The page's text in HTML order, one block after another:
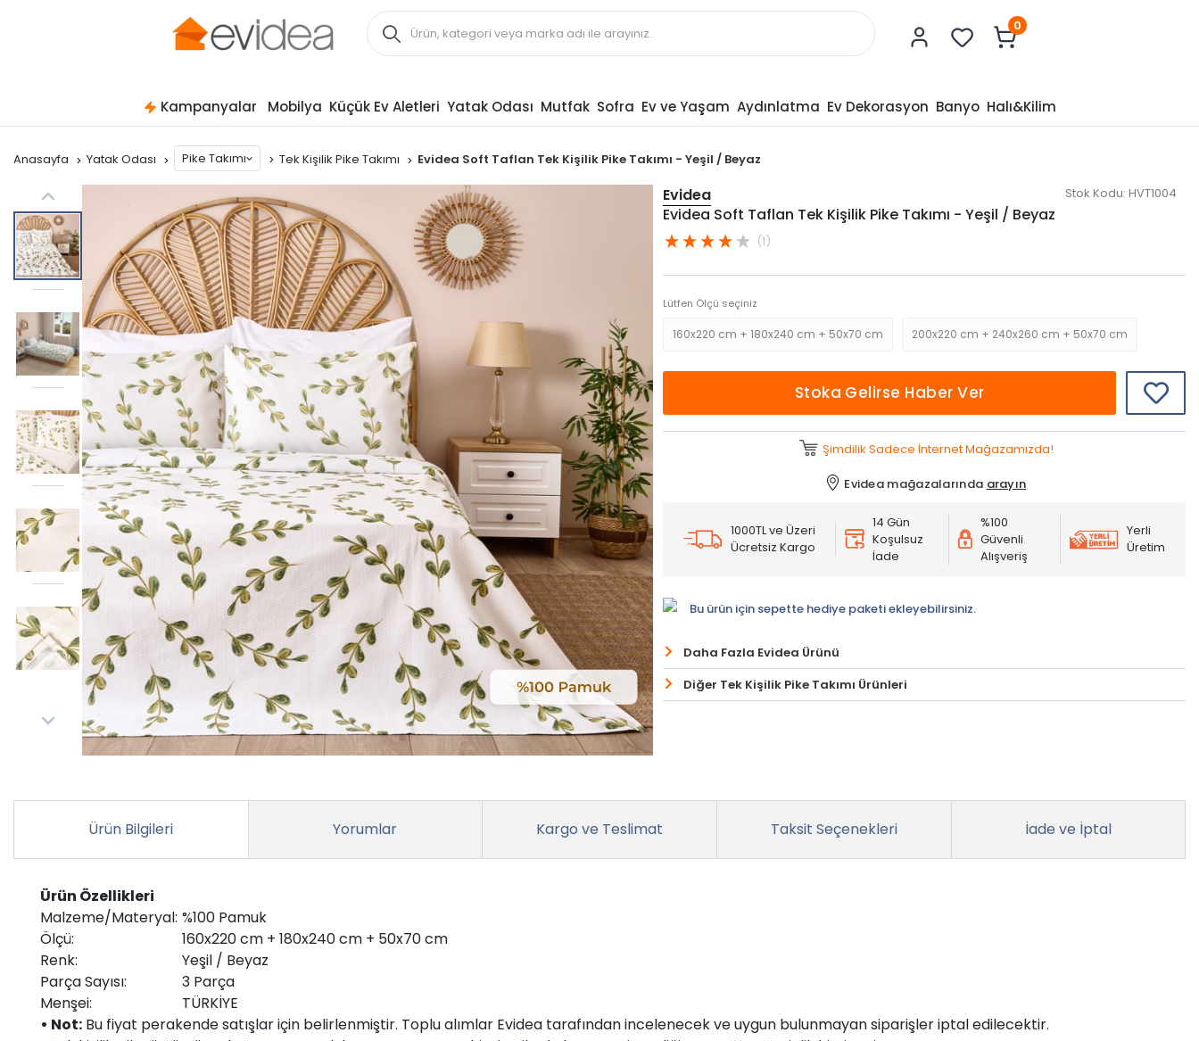
0
Kampanyalar Mobilya Küçük Ev Aletleri Yatak Odası Mutfak Sofra Ev ve Yaşam Aydınlatma Ev Dekorasyon Banyo Halı&Kilim
Anasayfa Yatak Odası Pike Takımı Tek Kişilik Pike Takımı Evidea Soft Taflan Tek Kişilik Pike Takımı - Yeşil / Beyaz
Evidea Stok Kodu: HVT1004
Evidea Soft Taflan Tek Kişilik Pike Takımı - Yeşil / Beyaz
(1)
Lütfen Ölçü seçiniz
160x220 cm + 180x240 cm + 50x70 cm 200x220 cm + 240x260 cm + 50x70 cm
Stoka Gelirse Haber Ver
Şimdilik Sadece İnternet Mağazamızda!
Evidea mağazalarında arayın
1000TL ve Üzeri
Ücretsiz Kargo
14 Gün
Koşulsuz
İade
%100
Güvenli
Alışveriş
Yerli
Üretim
Bu ürün için sepette hediye paketi ekleyebilirsiniz.
Daha Fazla Evidea Ürünü
Diğer Tek Kişilik Pike Takımı Ürünleri
Ürün Bilgileri Yorumlar Kargo ve Teslimat Taksit Seçenekleri İade ve İptal
Ürün Özellikleri
Malzeme/Materyal: %100 Pamuk
Ölçü:
160x220 cm + 180x240 cm + 50x70 cm
Renk:
Yeşil / Beyaz
Parça Sayısı:
3 Parça
Menşei:
TÜRKİYE
• Not: Bu fiyat perakende satışlar için belirlenmiştir. Toplu alımlar Evidea tarafından incelenecek ve uygun bulunmayan siparişler iptal edilecektir.